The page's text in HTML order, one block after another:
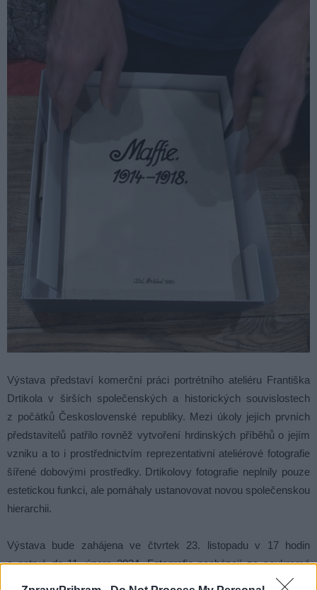
Výstava představí komerční práci portrétního ateliéru Františka
Drtikola v širších společenských a historických souvislostech
z počátků Československé republiky. Mezi úkoly jejích prvních
představitelů patřilo rovněž vytvoření hrdinských příběhů o jejím
vzniku a to i prostřednictvím reprezentativní ateliérové fotografie
šířené dobovými prostředky. Drtikolovy fotografie neplnily pouze
estetickou funkci, ale pomáhaly ustanovovat novou společenskou
hierarchii.
Výstava bude zahájena ve čtvrtek 23. listopadu v 17 hodin
a potrvá do 11. února 2024. Fotografie pocházejí ze soukromé
sbírky a skeny pro faksimile z fondů Archivu Národního muzea